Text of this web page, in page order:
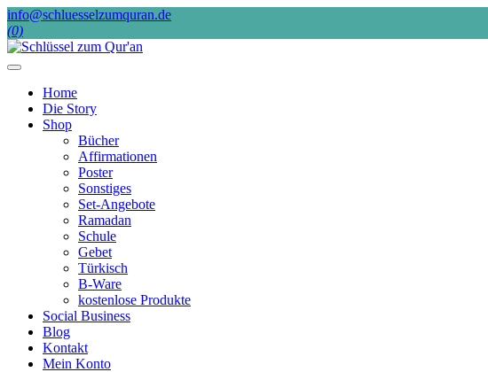
Skip
to
content
info@schluesselzumquran.de
(0)
Home
Die Story
Shop
Bücher
Affirmationen
Poster
Sonstiges
Set-Angebote
Ramadan
Schule
Gebet
Türkisch
B-Ware
kostenlose Produkte
Social Business
Blog
Kontakt
Mein Konto